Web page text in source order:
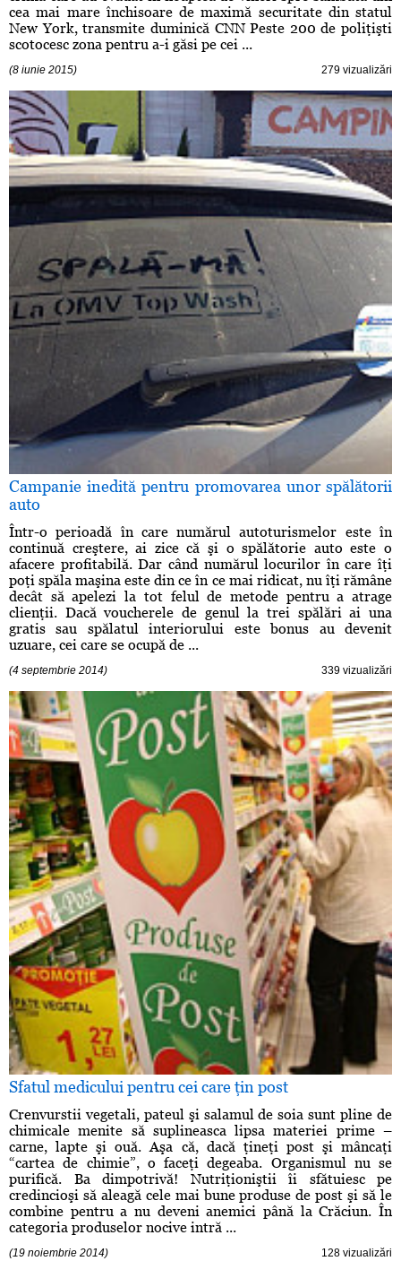
cea mai mare închisoare de maximă securitate din statul
New York, transmite duminică CNN Peste 200 de poliţişti
scotocesc zona pentru a-i găsi pe cei ...
(8 iunie 2015) 279 vizualizări
Campanie inedită pentru promovarea unor spălătorii
auto
Într-o perioadă în care numărul autoturismelor este în
continuă creştere, ai zice că şi o spălătorie auto este o
afacere profitabilă. Dar când numărul locurilor în care îţi
poţi spăla maşina este din ce în ce mai ridicat, nu îţi rămâne
decât să apelezi la tot felul de metode pentru a atrage
clienţii. Dacă voucherele de genul la trei spălări ai una
gratis sau spălatul interiorului este bonus au devenit
uzuare, cei care se ocupă de ...
(4 septembrie 2014) 339 vizualizări
Sfatul medicului pentru cei care ţin post
Crenvurstii vegetali, pateul şi salamul de soia sunt pline de
chimicale menite să suplineasca lipsa materiei prime –
carne, lapte şi ouă. Aşa că, dacă ţineţi post şi mâncaţi
“cartea de chimie”, o faceţi degeaba. Organismul nu se
purifică. Ba dimpotrivă! Nutriţioniştii îi sfătuiesc pe
credincioşi să aleagă cele mai bune produse de post şi să le
combine pentru a nu deveni anemici până la Crăciun. În
categoria produselor nocive intră ...
(19 noiembrie 2014) 128 vizualizări